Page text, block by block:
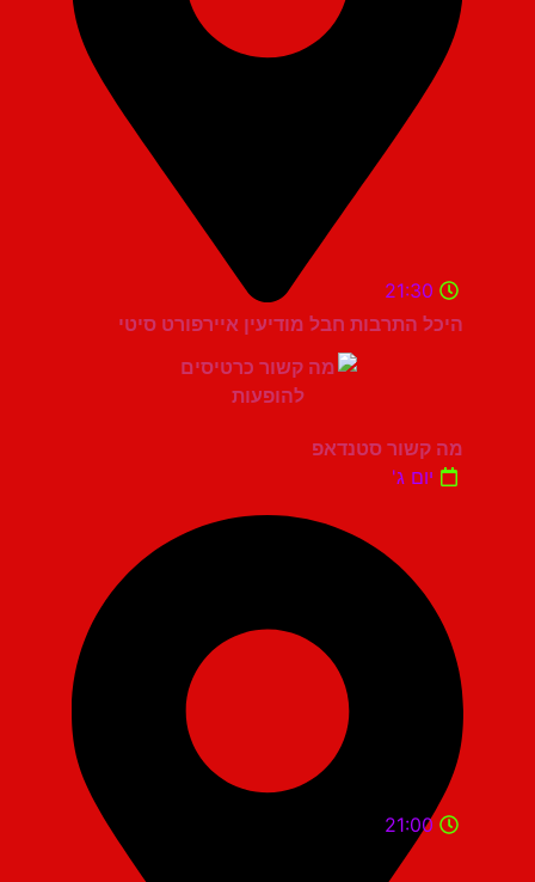
היכל התרבות חבל מודיעין איירפורט סיטי
21:30
מה קשור סטנדאפ
יום ג'
21:00